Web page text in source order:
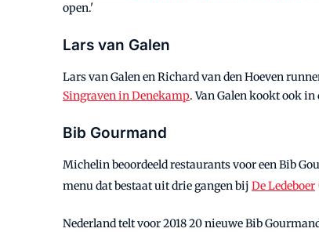
open.'
Lars van Galen
Lars van Galen en Richard van den Hoeven
Singraven in Denekamp. Van Galen kookt ook
Bib Gourmand
Michelin beoordeeld restaurants voor een Bib
menu dat bestaat uit drie gangen bij De Ledeboer
Nederland telt voor 2018 20 nieuwe Bib